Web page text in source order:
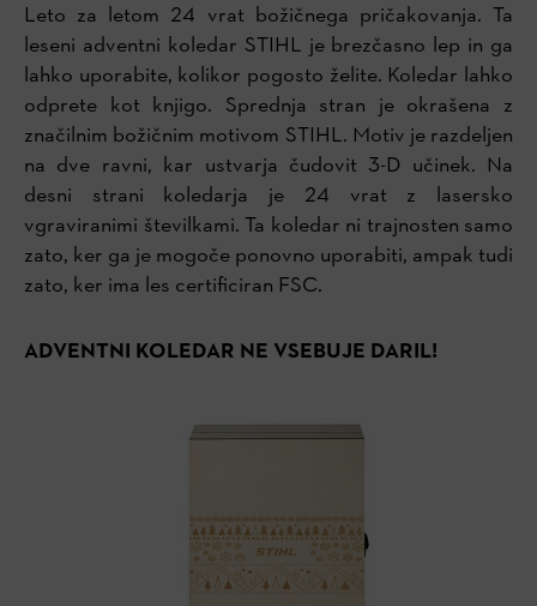
Leto za letom 24 vrat božičnega pričakovanja. Ta
leseni adventni koledar STIHL je brezčasno lep in ga
lahko uporabite, kolikor pogosto želite. Koledar lahko
odprete kot knjigo. Sprednja stran je okrašena z
značilnim božičnim motivom STIHL. Motiv je razdeljen
na dve ravni, kar ustvarja čudovit 3-D učinek. Na
desni strani koledarja je 24 vrat z lasersko
vgraviranimi številkami. Ta koledar ni trajnosten samo
zato, ker ga je mogoče ponovno uporabiti, ampak tudi
zato, ker ima les certificiran FSC.
ADVENTNI KOLEDAR NE VSEBUJE DARIL!